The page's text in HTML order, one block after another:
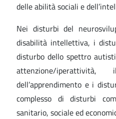
delle abilità sociali e
Nei disturbi del
disabilità intellettiva, i
disturbo dello spettro
attenzione/
dell’apprendimento e i
complesso di disturbi
sanitario, sociale ed